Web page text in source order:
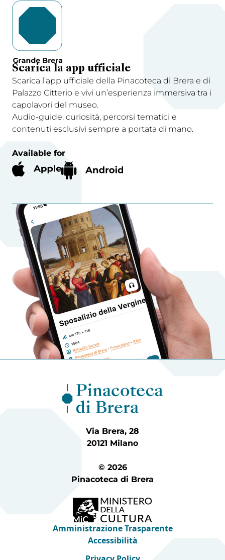
Scarica la app ufficiale
Scarica l’app ufficiale della Pinacoteca di Brera e di
Palazzo Citterio e vivi un’esperienza immersiva tra i
capolavori del museo.
Audio-guide, curiosità, percorsi tematici e
contenuti esclusivi sempre a portata di mano.
Available for
Via Brera, 28
20121 Milano
© 2026
Pinacoteca di Brera
Amministrazione Trasparente
Accessibilità